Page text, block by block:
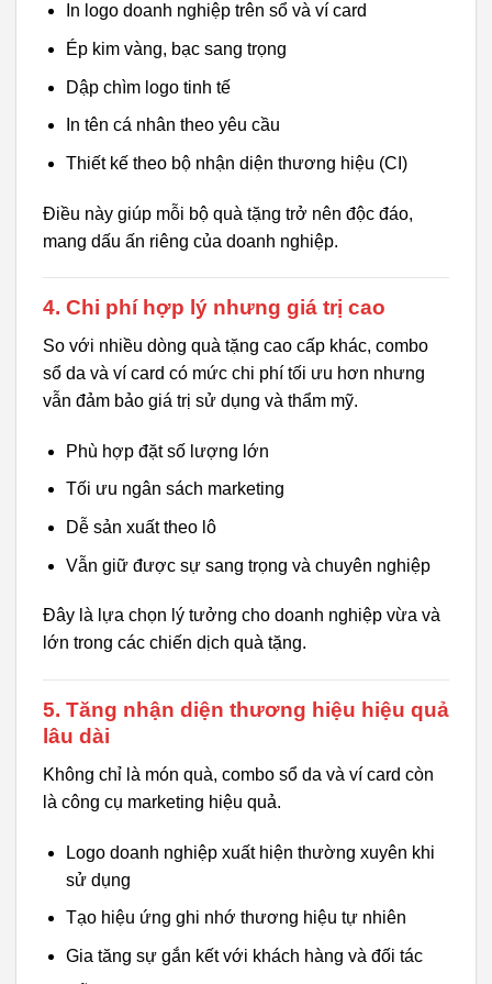
In logo doanh nghiệp trên sổ và ví card
Ép kim vàng, bạc sang trọng
Dập chìm logo tinh tế
In tên cá nhân theo yêu cầu
Thiết kế theo bộ nhận diện thương hiệu (CI)
Điều này giúp mỗi bộ quà tặng trở nên độc đáo,
mang dấu ấn riêng của doanh nghiệp.
4. Chi phí hợp lý nhưng giá trị cao
So với nhiều dòng quà tặng cao cấp khác, combo
sổ da và ví card có mức chi phí tối ưu hơn nhưng
vẫn đảm bảo giá trị sử dụng và thẩm mỹ.
Phù hợp đặt số lượng lớn
Tối ưu ngân sách marketing
Dễ sản xuất theo lô
Vẫn giữ được sự sang trọng và chuyên nghiệp
Đây là lựa chọn lý tưởng cho doanh nghiệp vừa và
lớn trong các chiến dịch quà tặng.
5. Tăng nhận diện thương hiệu hiệu quả
lâu dài
Không chỉ là món quà, combo sổ da và ví card còn
là công cụ marketing hiệu quả.
Logo doanh nghiệp xuất hiện thường xuyên khi
sử dụng
Tạo hiệu ứng ghi nhớ thương hiệu tự nhiên
Gia tăng sự gắn kết với khách hàng và đối tác